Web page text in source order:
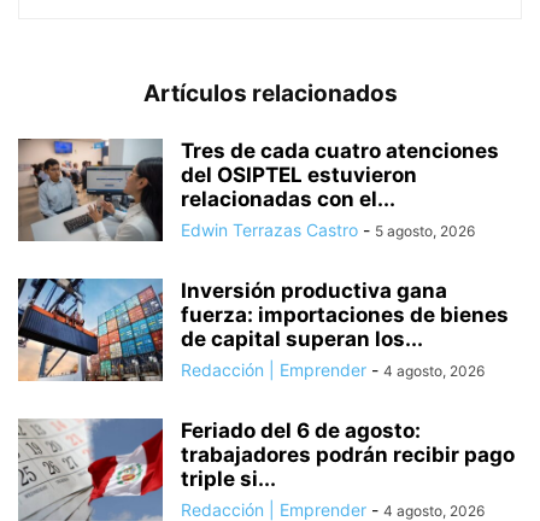
Artículos relacionados
Tres de cada cuatro atenciones
del OSIPTEL estuvieron
relacionadas con el...
Edwin Terrazas Castro - 5 agosto, 2026
Inversión productiva gana
fuerza: importaciones de bienes
de capital superan los...
Redacción | Emprender - 4 agosto, 2026
Feriado del 6 de agosto:
trabajadores podrán recibir pago
triple si...
Redacción | Emprender - 4 agosto, 2026